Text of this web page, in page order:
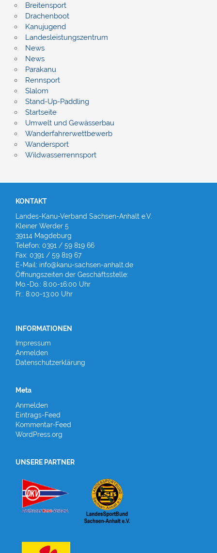
Breitensport
Drachenboot
Kanujugend
Landesleistungszentrum
News
News
Parakanu
Rennsport
Slalom
Stand-Up-Paddling
Startseite
Umwelt und Gewässerbau
Wanderfahrerwettbewerb
Wandersport
Wildwasserrennsport
KONTAKT
Landes-Kanu-Verband Sachsen-Anhalt e.V.
Kleiner Werder 5
39114 Magdeburg
Telefon: 0391 / 59 819 66
Fax: 0391 / 59 819 67
E-Mail: info@kanu-sachsen-anhalt.de
Öffnungszeiten der Geschäftsstelle:
Mo.-Do.: 8:00-16:00 Uhr
Fr.: 8:00-13:00 Uhr
INFORMATIONEN
Impressum
Anmelden
Datenschutzerklärung
Meta
Anmelden
Eintrags-Feed
Kommentar-Feed
WordPress.org
UNSERE PARTNER